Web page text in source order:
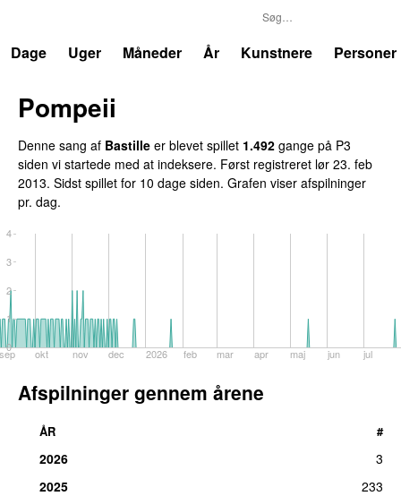
Dage
Uger Måneder År Kunstnere Personer
Pompeii
Denne sang af Bastille er blevet spillet 1.492 gange på P3
siden vi startede med at indeksere. Først registreret lør 23. feb
2013. Sidst spillet for 10 dage siden. Grafen viser afspilninger
pr. dag.
okt nov dec 2026 feb mar apr maj jun jul
0
1
2
3
4
Afspilninger gennem årene
ÅR #
2026
3
2025
233